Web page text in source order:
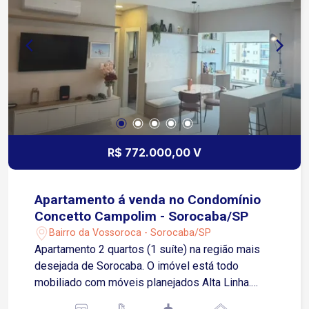
R$ 772.000,00 V
Apartamento á venda no Condomínio
Concetto Campolim - Sorocaba/SP
Bairro da Vossoroca - Sorocaba/SP
Apartamento 2 quartos (1 suíte) na região mais
desejada de Sorocaba. O imóvel está todo
mobiliado com móveis planejados Alta Linha.